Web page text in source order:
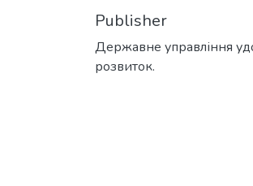
Publisher
Державне управління
розвиток.